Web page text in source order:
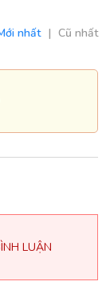
nhất | Cũ nhất
LUẬN